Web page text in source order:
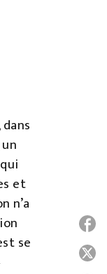
et
n’a
se